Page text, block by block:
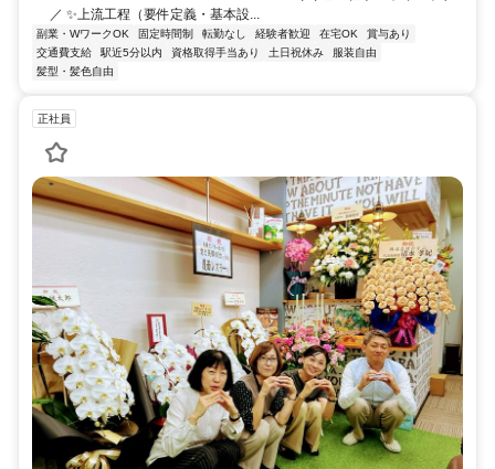
／ ✨上流工程（要件定義・基本設...
副業・WワークOK 固定時間制 転勤なし 経験者歓迎 在宅OK
賞与あり
交通費支給
駅近5分以内 資格取得手当あり 土日祝休み
服装自由
髪型・髪色自由
正社員